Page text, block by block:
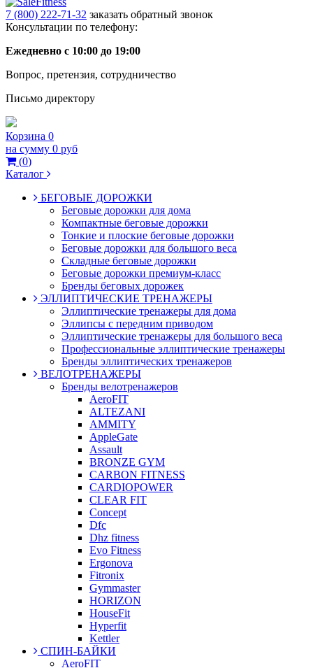
7 (800) 222-71-32 заказать обратный звонок
Консультации по телефону:
Ежедневно с 10:00 до 19:00
Вопрос, претензия, сотрудничество
Письмо директору
Корзина 0
на сумму 0 руб
(0)
Каталог
БЕГОВЫЕ ДОРОЖКИ
Беговые дорожки для дома
Компактные беговые дорожки
Тонкие и плоские беговые дорожки
Беговые дорожки для большого веса
Складные беговые дорожки
Беговые дорожки премиум-класс
Бренды беговых дорожек
ЭЛЛИПТИЧЕСКИЕ ТРЕНАЖЕРЫ
Эллиптические тренажеры для дома
Эллипсы с передним приводом
Эллиптические тренажеры для большого веса
Профессиональные эллиптические тренажеры
Бренды эллиптических тренажеров
ВЕЛОТРЕНАЖЕРЫ
Бренды велотренажеров
AeroFIT
ALTEZANI
AMMITY
AppleGate
Assault
BRONZE GYM
CARBON FITNESS
CARDIOPOWER
CLEAR FIT
Concept
Dfc
Dhz fitness
Evo Fitness
Ergonova
Fitronix
Gymmaster
HORIZON
HouseFit
Hyperfit
Kettler
СПИН-БАЙКИ
AeroFIT